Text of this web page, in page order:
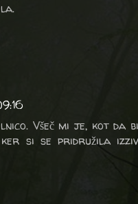
Všeč mi je, kot
si se pridružila